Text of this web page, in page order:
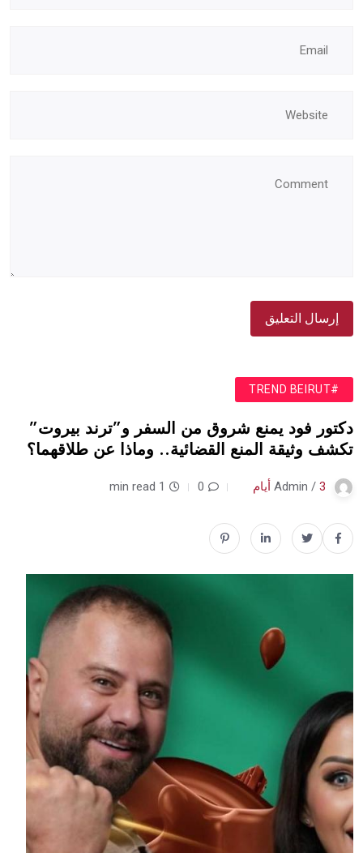
#TREND BEIRUT
دكتور فود يمنع شروق من السفر و”ترند بيروت”
تكشف وثيقة المنع القضائية.. وماذا عن طلاقهما؟
Admin / 3 أيام 0
1 min read